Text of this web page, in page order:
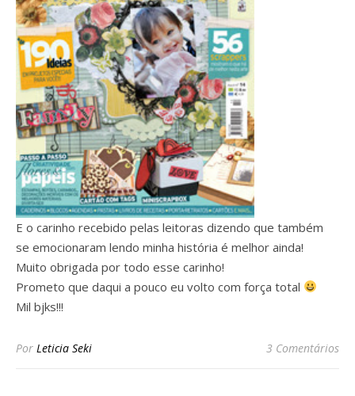
E o carinho recebido pelas leitoras dizendo que também
se emocionaram lendo minha história é melhor ainda!
Muito obrigada por todo esse carinho!
Prometo que daqui a pouco eu volto com força total
Mil bjks!!!
Por Leticia Seki 3 Comentários